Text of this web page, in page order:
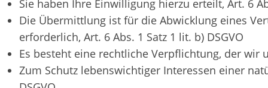
Sie haben Ihre Einwilligung hierzu erteilt, Art. 6
Die Übermittlung ist für die Abwicklung eines
erforderlich, Art. 6 Abs. 1 Satz 1 lit. b) DSGVO
Es besteht eine rechtliche Verpflichtung, der wir
Zum Schutz lebenswichtiger Interessen einer